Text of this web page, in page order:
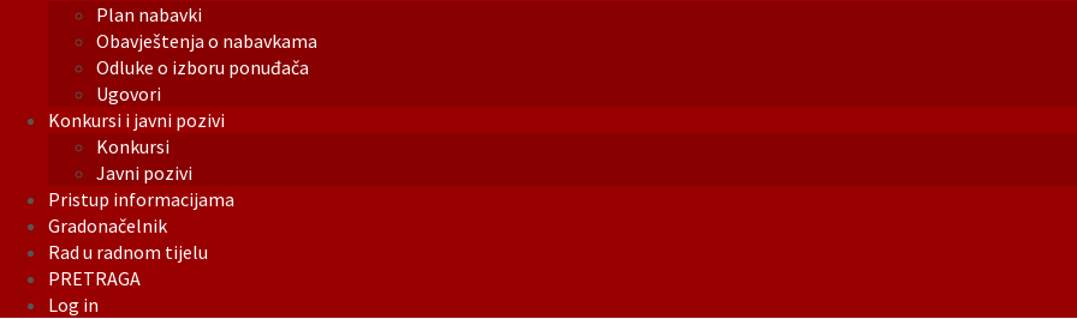
Plan nabavki
Obavještenja o nabavkama
Odluke o izboru ponuđača
Ugovori
Konkursi i javni pozivi
Konkursi
Javni pozivi
Pristup informacijama
Gradonačelnik
Rad u radnom tijelu
PRETRAGA
Log in